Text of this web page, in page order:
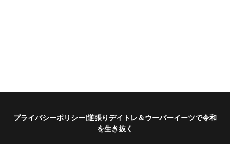
プライバシーポリシー|逆張りデイトレ＆ウーバーイーツで令和
を生き抜く